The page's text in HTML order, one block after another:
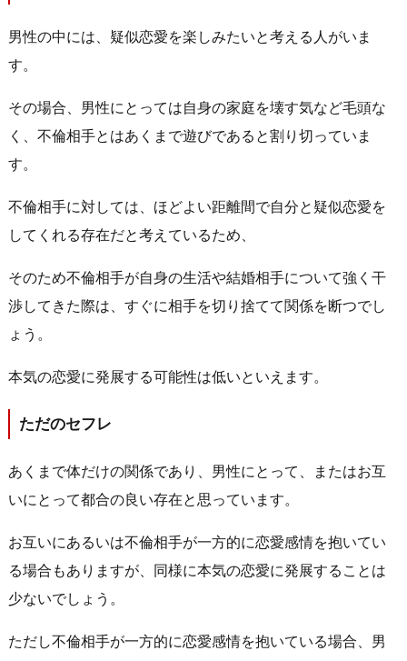
男性の中には、疑似恋愛を楽しみたいと考える人がいま
す。
その場合、男性にとっては自身の家庭を壊す気など毛頭な
く、不倫相手とはあくまで遊びであると割り切っていま
す。
不倫相手に対しては、ほどよい距離間で自分と疑似恋愛を
してくれる存在だと考えているため、
そのため不倫相手が自身の生活や結婚相手について強く干
渉してきた際は、すぐに相手を切り捨てて関係を断つでし
ょう。
本気の恋愛に発展する可能性は低いといえます。
ただのセフレ
あくまで体だけの関係であり、男性にとって、またはお互
いにとって都合の良い存在と思っています。
お互いにあるいは不倫相手が一方的に恋愛感情を抱いてい
る場合もありますが、同様に本気の恋愛に発展することは
少ないでしょう。
ただし不倫相手が一方的に恋愛感情を抱いている場合、男